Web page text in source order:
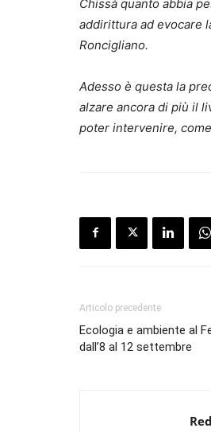
Chissà quanto abbia
addirittura ad evocare
Roncigliano.
Adesso è questa la
alzare ancora di più il
poter intervenire,
Articolo precedente
Ecologia e ambiente al
dall’8 al 12 settembre